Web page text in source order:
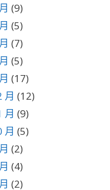
(9)
(5)
(7)
(5)
(17)
月 (12)
月 (9)
月 (5)
(2)
(4)
(2)